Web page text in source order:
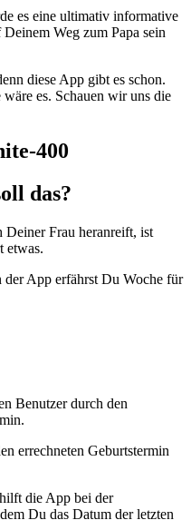
es eine ultimativ informative
Weg zum Papa sein
diese App gibt es schon.
es. Schauen wir uns die
das?
Frau heranreift, ist
etwas.
der App erfährst Du Woche für
Benutzer durch den
errechneten Geburtstermin
die App bei der
Du das Datum der letzten